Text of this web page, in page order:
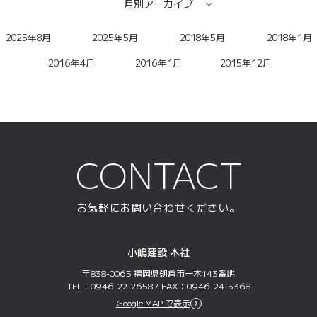
月別アーカイブ
2025年8月 2025年5月 2018年5月 2018年1月
2016年4月
2016年1月 2015年12月
CONTACT
お気軽にお問い合わせください。
小嶋建設 本社
〒838-0065 福岡県朝倉市一木143番地
TEL：0946-22-2658 / FAX：0946-24-5368
Google MAP で表示